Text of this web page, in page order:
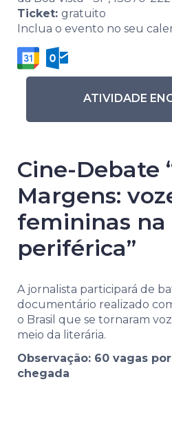
Ticket: gratuito
Inclua o evento no seu
ATIVIDADE
Cine-Debate
Margens:
femininas
periférica”
A jornalista participará de
documentário realizado
o Brasil que se tornaram
meio da literária.
Observação: 60 vagas
chegada